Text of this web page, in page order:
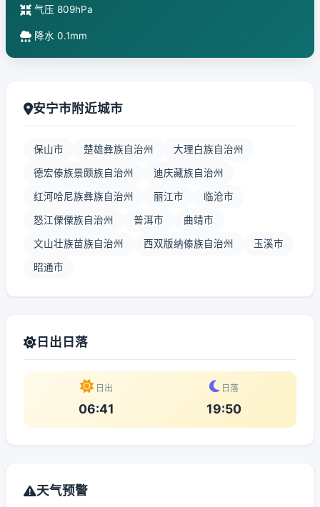
气压 809hPa
降水 0.1mm
安宁市附近城市
保山市 楚雄彝族自治州 大理白族自治州
德宏傣族景颇族自治州 迪庆藏族自治州
红河哈尼族彝族自治州 丽江市 临沧市
怒江傈僳族自治州 普洱市 曲靖市
文山壮族苗族自治州 西双版纳傣族自治州 玉溪市
昭通市
日出日落
日出
06:41
日落
19:50
天气预警